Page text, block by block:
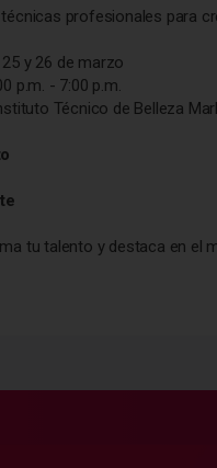
profesionales para
25 y 26 de marzo
p.m. - 7:00 p.m.
Técnico de Belleza
tu talento y destaca en el